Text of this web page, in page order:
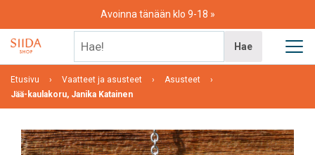
content
Avoinna tänään klo 9-18
Hae
Etusivu Vaatteet ja asusteet
Asusteet
Jää-kaulakoru, Janika Katainen